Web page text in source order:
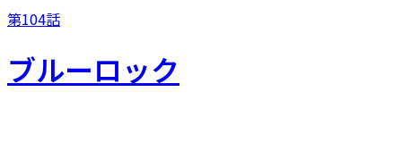
第104話
ブルーロック